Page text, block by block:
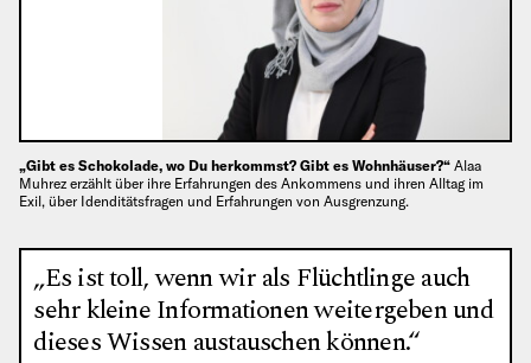
„Gibt es Schokolade, wo Du herkommst? Gibt es Wohnhäuser?“ Alaa
Muhrez erzählt über ihre Erfahrungen des Ankommens und ihren Alltag im
Exil, über Idenditätsfragen und Erfahrungen von Ausgrenzung.
„Es ist toll, wenn wir als Flüchtlinge auch
sehr kleine Informationen weitergeben und
dieses Wissen austauschen können.“